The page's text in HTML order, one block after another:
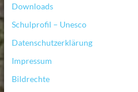
Downloads
Schulprofil – Unesco
Datenschutzerklärung
Impressum
Bildrechte